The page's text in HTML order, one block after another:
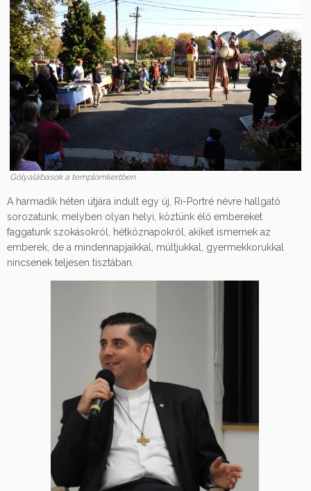
Gólyalábasok a templomkertben
A harmadik héten útjára indult egy új, Ri-Portré névre hallgató
sorozatunk, melyben olyan helyi, köztünk élő embereket
faggatunk szokásokról, hétköznapokról, akiket ismernek az
emberek, de a mindennapjaikkal, múltjukkal, gyermekkorukkal
nincsenek teljesen tisztában.